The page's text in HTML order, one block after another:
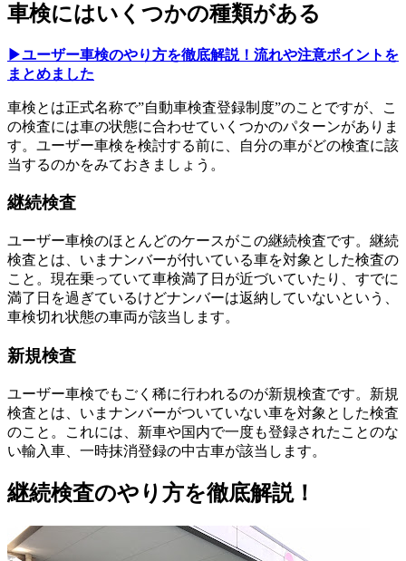
車検にはいくつかの種類がある
▶︎ユーザー車検のやり方を徹底解説！流れや注意ポイントを
まとめました
車検とは正式名称で”自動車検査登録制度”のことですが、こ
の検査には車の状態に合わせていくつかのパターンがありま
す。ユーザー車検を検討する前に、自分の車がどの検査に該
当するのかをみておきましょう。
継続検査
ユーザー車検のほとんどのケースがこの継続検査です。継続
検査とは、いまナンバーが付いている車を対象とした検査の
こと。現在乗っていて車検満了日が近づいていたり、すでに
満了日を過ぎているけどナンバーは返納していないという、
車検切れ状態の車両が該当します。
新規検査
ユーザー車検でもごく稀に行われるのが新規検査です。新規
検査とは、いまナンバーがついていない車を対象とした検査
のこと。これには、新車や国内で一度も登録されたことのな
い輸入車、一時抹消登録の中古車が該当します。
継続検査のやり方を徹底解説！